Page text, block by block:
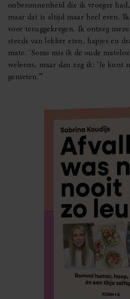
onbezonnenheid die ik vroeger
maar dat is altijd maar heel even.
voor teruggekregen. Ik ontzeg
steeds van lekker eten, hapjes en
mate. ‘Soms mis ik de oude
weleens, maar dan zeg ik: ‘Je kunt
genieten.’”